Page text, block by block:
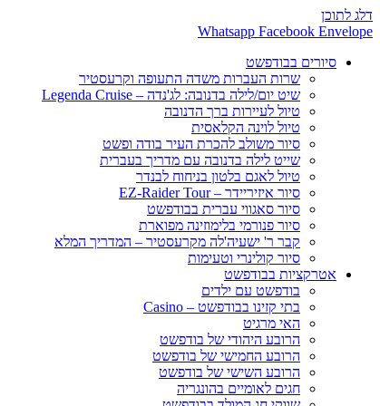
דלג לתוכן
Whatsapp Facebook Envelope
סיורים בבודפשט
שרות העברות משדה התעופה וקרעסטיר
שיט יום/לילה בדנובה: לג'נדה – Legenda Cruise
טיול לעיירות ברך הדנובה
טיול לוינה הקלאסית
סיור משולב להכרת העיר בודה ופשט
שייט לילה בדנובה עם מדריך בעברית
טיול לאגם בלטון בניחוח לבנדר
סיור איזיריידר – EZ-Raider Tour
סיור סאגווי עברית בבודפשט
סיור פנורמי בלימוזינה מפוארת
קבר ר' ישעיה'לה מקרעסטיר – המדריך המלא
סיור קולינרי וטעימות
אטרקציות בבודפשט
בודפשט עם ילדים
בתי קזינו בבודפשט – Casino
האי מרגיט
הרובע היהודי של בודפשט
הרובע החמישי של בודפשט
הרובע השישי של בודפשט
חגים לאומיים בהונגריה